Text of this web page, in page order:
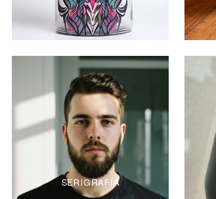
SERIGRAFÍA